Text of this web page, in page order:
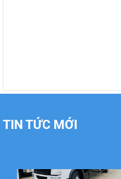
TIN TỨC MỚI